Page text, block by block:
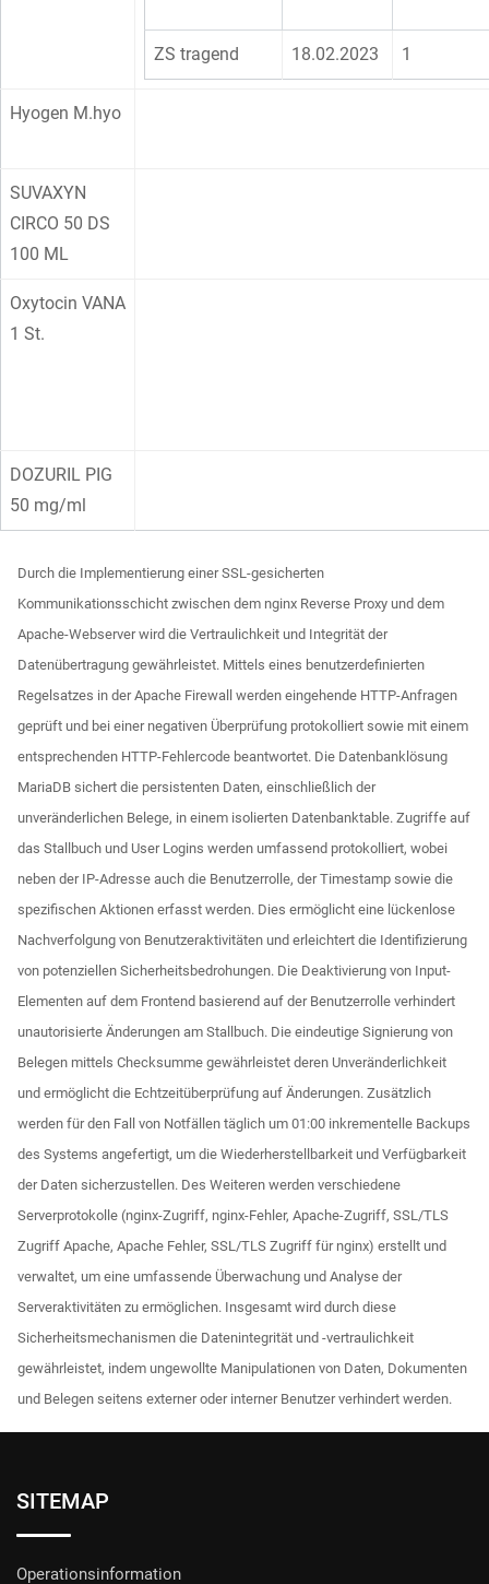
ZS tragend 18.02.2023 1
Hyogen M.hyo
SUVAXYN
CIRCO 50 DS
100 ML
Oxytocin VANA
1 St.
DOZURIL PIG
50 mg/ml
Durch die Implementierung einer SSL-gesicherten
Kommunikationsschicht zwischen dem nginx Reverse Proxy und dem
Apache-Webserver wird die Vertraulichkeit und Integrität der
Datenübertragung gewährleistet. Mittels eines benutzerdefinierten
Regelsatzes in der Apache Firewall werden eingehende HTTP-Anfragen
geprüft und bei einer negativen Überprüfung protokolliert sowie mit einem
entsprechenden HTTP-Fehlercode beantwortet. Die Datenbanklösung
MariaDB sichert die persistenten Daten, einschließlich der
unveränderlichen Belege, in einem isolierten Datenbanktable. Zugriffe auf
das Stallbuch und User Logins werden umfassend protokolliert, wobei
neben der IP-Adresse auch die Benutzerrolle, der Timestamp sowie die
spezifischen Aktionen erfasst werden. Dies ermöglicht eine lückenlose
Nachverfolgung von Benutzeraktivitäten und erleichtert die Identifizierung
von potenziellen Sicherheitsbedrohungen. Die Deaktivierung von Input-
Elementen auf dem Frontend basierend auf der Benutzerrolle verhindert
unautorisierte Änderungen am Stallbuch. Die eindeutige Signierung von
Belegen mittels Checksumme gewährleistet deren Unveränderlichkeit
und ermöglicht die Echtzeitüberprüfung auf Änderungen. Zusätzlich
werden für den Fall von Notfällen täglich um 01:00 inkrementelle Backups
des Systems angefertigt, um die Wiederherstellbarkeit und Verfügbarkeit
der Daten sicherzustellen. Des Weiteren werden verschiedene
Serverprotokolle (nginx-Zugriff, nginx-Fehler, Apache-Zugriff, SSL/TLS
Zugriff Apache, Apache Fehler, SSL/TLS Zugriff für nginx) erstellt und
verwaltet, um eine umfassende Überwachung und Analyse der
Serveraktivitäten zu ermöglichen. Insgesamt wird durch diese
Sicherheitsmechanismen die Datenintegrität und -vertraulichkeit
gewährleistet, indem ungewollte Manipulationen von Daten, Dokumenten
und Belegen seitens externer oder interner Benutzer verhindert werden.
SITEMAP
Operationsinformation